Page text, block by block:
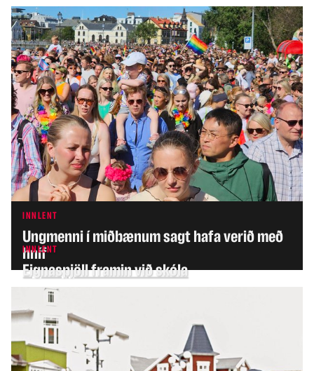
INNLENT
Ungmenni í miðbænum sagt hafa verið með
hníf
INNLENT
Eignaspjöll framin við skóla